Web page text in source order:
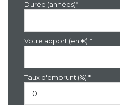
Durée (années)*
Votre apport (en €) *
Taux d'emprunt (%) *